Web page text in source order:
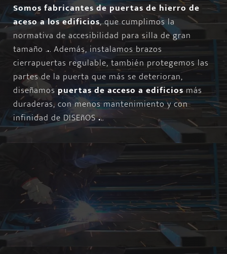
Somos fabricantes de puertas de hierro de
aceso a los edificios, que cumplimos la
normativa de accesibilidad para silla de gran
tamaño ... Además, instalamos brazos
cierrapuertas regulable, también protegemos las
partes de la puerta que más se deterioran,
diseñamospuertas de acceso a edificios más
duraderas, con menos mantenimiento y con
infinidad de DISEñOS...